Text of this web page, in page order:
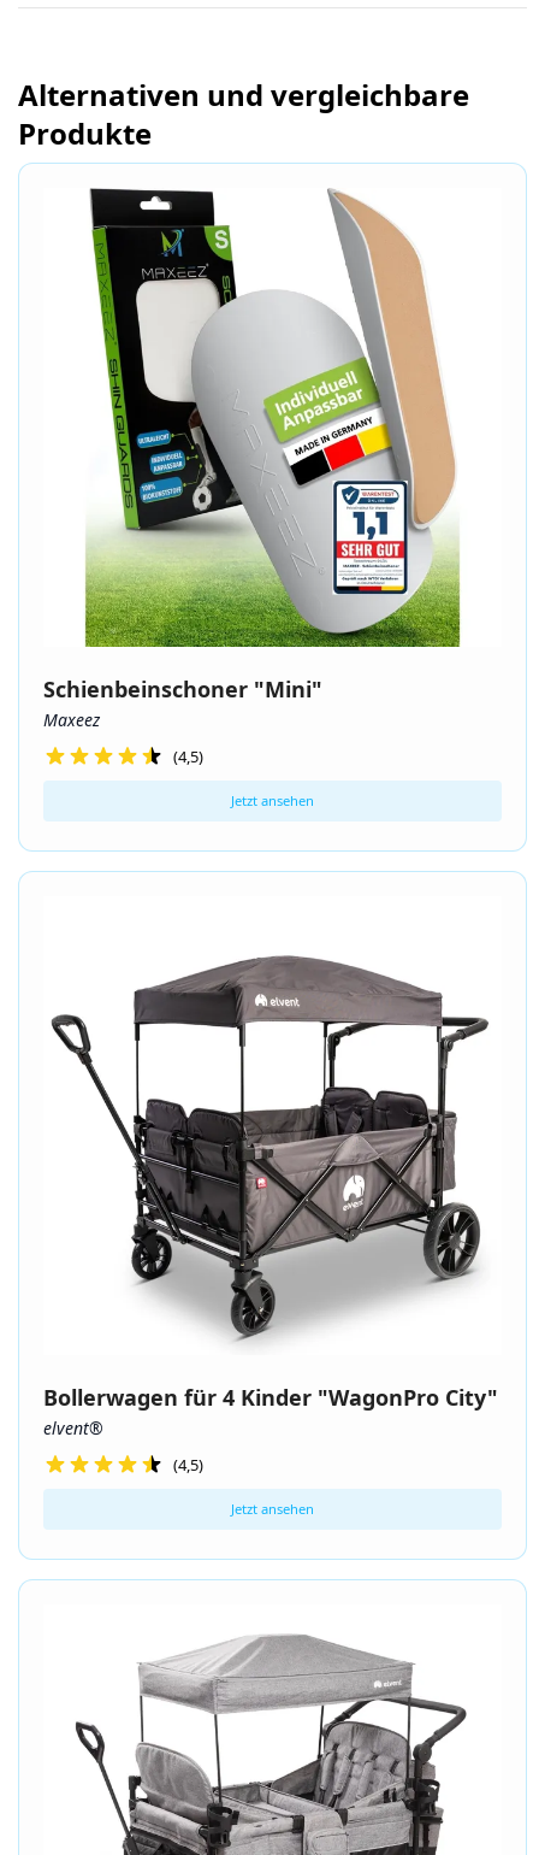
Alternativen und vergleichbare
Produkte
Schienbeinschoner "Mini"
Maxeez
(4,5)
Jetzt ansehen
Bollerwagen für 4 Kinder "WagonPro City"
elvent®
(4,5)
Jetzt ansehen